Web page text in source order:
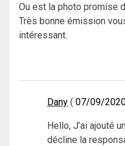
Ou est la photo promise
Très bonne émission
intéressant.
Dany 07/09/
Hello, J’ai ajouté
décline la